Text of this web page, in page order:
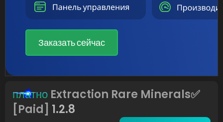
Заказать сейчас
платно Extraction Rare Minerals✅
[Paid] 1.2.8